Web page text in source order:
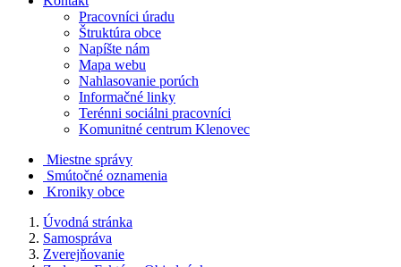
Pracovníci úradu
Štruktúra obce
Napíšte nám
Mapa webu
Nahlasovanie porúch
Informačné linky
Terénni sociálni pracovníci
Komunitné centrum Klenovec
Miestne správy
Smútočné oznamenia
Kroniky obce
Úvodná stránka
Samospráva
Zverejňovanie